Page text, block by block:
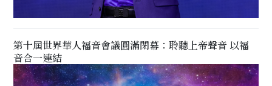
第十屆世界華人福音會議圓滿閉幕：聆聽上帝聲音 以福
音合一連結